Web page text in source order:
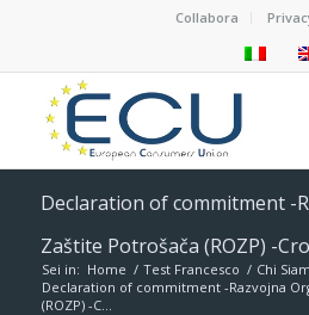
Collabora
Declaration of commitment -
Zaštite Potrošača (ROZP) -
Sei in: Home / Test Francesco / Chi
Declaration of commitment -Razvojna
(ROZP) -C...